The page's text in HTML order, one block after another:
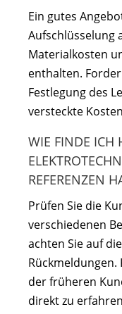
Ein gutes
Aufschlüsselung
Materialkosten
enthalten.
Festlegung des
versteckte
WIE FINDE ICH
REFERENZEN
Prüfen Sie die
verschiedenen
achten Sie auf
der früheren
direkt zu